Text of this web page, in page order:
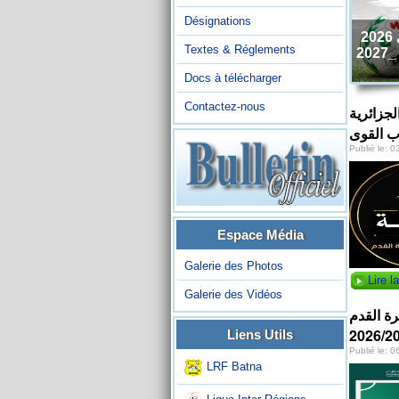
Désignations
Textes & Réglements
Docs à télécharger
Contactez-nous
Espace Média
Galerie des Photos
Galerie des Vidéos
Liens Utils
LRF Batna
القوى
Publié le:
Lire
القدم
Publié le: